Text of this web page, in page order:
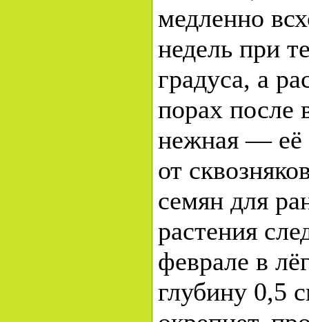
медленно
недель при
градуса, а
порах после
нежная — её
от
семян для
растения
феврале в
глубину 0,5